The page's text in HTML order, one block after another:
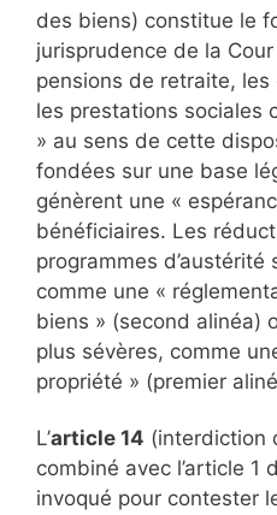
des biens) constitue le
jurisprudence de la
pensions de retraite,
les prestations sociales
» au sens de cette
fondées sur une base
génèrent une «
bénéficiaires. Les
programmes d’austérité
comme une «
biens » (second alinéa)
plus sévères, comme
propriété » (premier
L’article 14 (interdiction
combiné avec l’article 1
invoqué pour contester